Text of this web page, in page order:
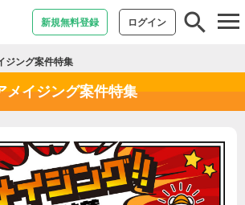
新規無料登録 ログイン
ジング案件特集
メイジング案件特集